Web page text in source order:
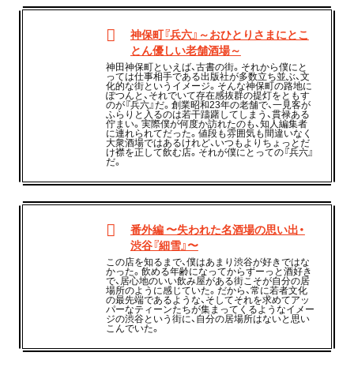
神保町『兵六』～おひとりさまにとこ
とん優しい老舗酒場～
神田神保町といえば、古書の街。それから僕にと
っては仕事相手である出版社が多数立ち並ぶ、文
化的な街というイメージ。そんな神保町の路地に
ぽつんと、それでいて存在感抜群の提灯をともす
のが『兵六』だ。創業昭和23年の老舗で、一見客が
ふらりと入るのは若干躊躇してしまう、貫禄ある
佇まい。実際僕が何度か訪れたのも、知人編集者
に連れられてだった。値段も雰囲気も間違いなく
大衆酒場ではあるけれど、いつもよりちょっとだ
け襟を正して飲む店。それが僕にとっての『兵六』
だ。
番外編 〜失われた名酒場の思い出・
渋谷『細雪』〜
この店を知るまで、僕はあまり渋谷が好きではな
かった。飲める年齢になってからずーっと酒好き
で、居心地のいい飲み屋がある街こそが自分の居
場所のように感じていた。だから、常に若者文化
の最先端であるような、そしてそれを求めてアッ
パーなティーンたちが集まってくるようなイメー
ジの渋谷という街に、自分の居場所はないと思い
こんでいた。